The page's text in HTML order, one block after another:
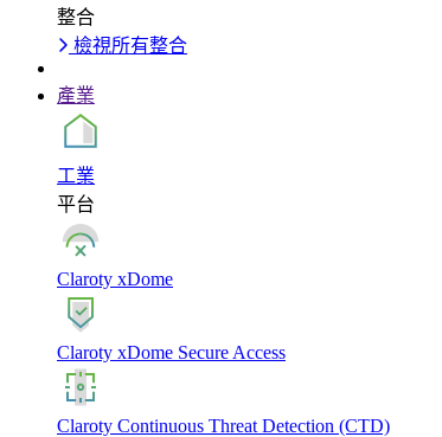
整合
檢視所有整合
產業
工業
平台
Claroty xDome
Claroty xDome Secure Access
Claroty Continuous Threat Detection (CTD)